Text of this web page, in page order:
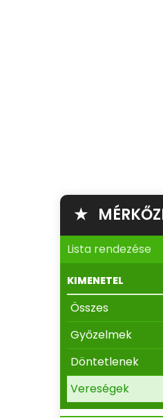
★
Lista rendezése
KIMENETEL
Összes
Győzelmek
Döntetlenek
Vereségek